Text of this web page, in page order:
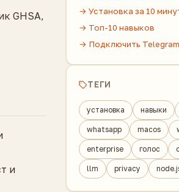
GHSA,
и
→ Установка за 10
→ Топ-10 навыков
→ Подключить Telegram
ТЕГИ
установка навыки
whatsapp macos
enterprise голос
llm privacy